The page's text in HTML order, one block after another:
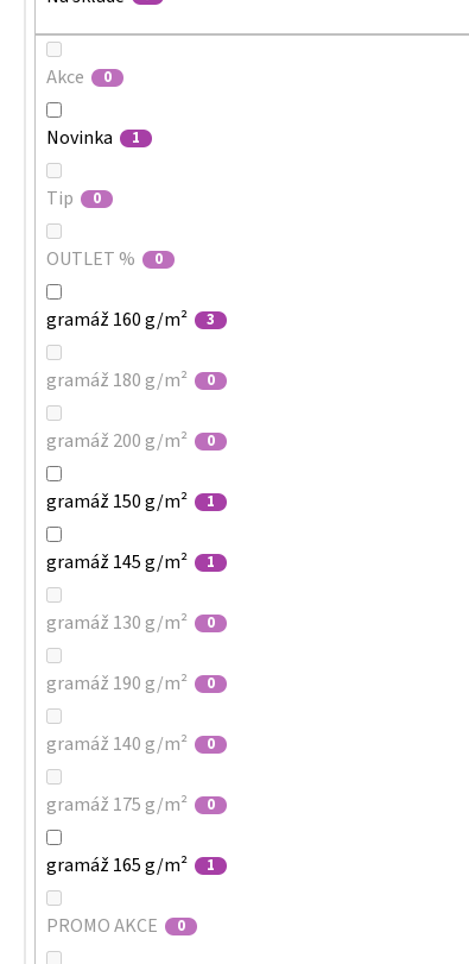
Akce 0
Novinka 1
Tip 0
OUTLET % 0
gramáž 160 g/m² 3
gramáž 180 g/m² 0
gramáž 200 g/m² 0
gramáž 150 g/m² 1
gramáž 145 g/m² 1
gramáž 130 g/m² 0
gramáž 190 g/m² 0
gramáž 140 g/m² 0
gramáž 175 g/m² 0
gramáž 165 g/m² 1
PROMO AKCE 0